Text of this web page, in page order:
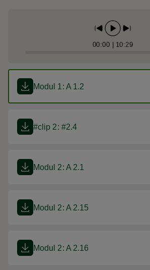
00:00 10:29
Modul 1: A 1.2
#clip 2: #2.4
Modul 2: A 2.1
Modul 2: A 2.15
Modul 2: A 2.16